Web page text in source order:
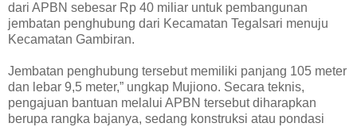
dari APBN sebesar Rp 40 miliar untuk pembangunan
jembatan penghubung dari Kecamatan Tegalsari menuju
Kecamatan Gambiran.
Jembatan penghubung tersebut memiliki panjang 105 meter
dan lebar 9,5 meter,” ungkap Mujiono. Secara teknis,
pengajuan bantuan melalui APBN tersebut diharapkan
berupa rangka bajanya, sedang konstruksi atau pondasi